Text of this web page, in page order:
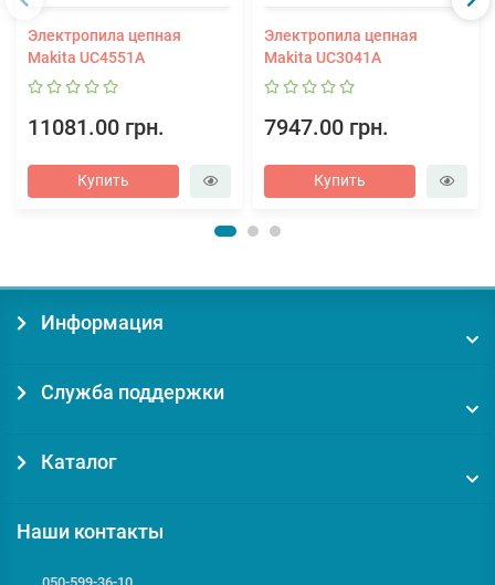
Электропила цепная
Makita UC4551A
11081.00 грн.
Купить
Электропила цепная
Makita UC3041A
7947.00 грн.
Купить
Информация
Служба поддержки
Каталог
Наши контакты